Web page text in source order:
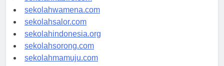
sekolahnabire.com
sekolahwamena.com
sekolahsalor.com
sekolahindonesia.org
sekolahsorong.com